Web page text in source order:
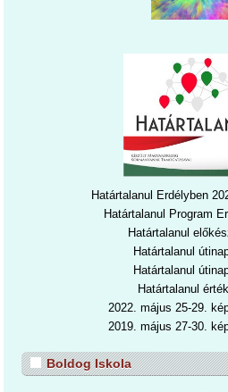
Határtalanul Erdélyben
Határtalanul Program
Határtalanul
Határtalanul
Határtalanul
Határtalanul
2022. május 25-29.
2019. május 27-30.
Boldog Iskola